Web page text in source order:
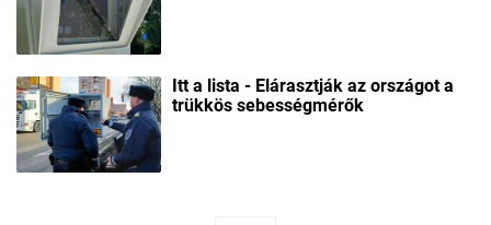
Itt a lista - Elárasztják az országot a
trükkös sebességmérők